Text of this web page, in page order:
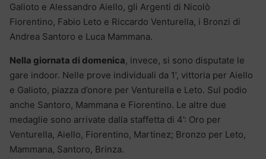
Galioto e Alessandro Aiello, gli Argenti di Nicolò
Fiorentino, Fabio Leto e Riccardo Venturella, i Bronzi di
Andrea Santoro e Luca Mammana.
Nella giornata di domenica, invece, si sono disputate le
gare indoor. Nelle prove individuali da 1’, vittoria per Aiello
e Galioto, piazza d’onore per Venturella e Leto. Sul podio
anche Santoro, Mammana e Fiorentino. Le altre due
medaglie sono arrivate dalla staffetta di 4’: Oro per
Venturella, Aiello, Fiorentino, Martinez; Bronzo per Leto,
Mammana, Santoro, Brinza.